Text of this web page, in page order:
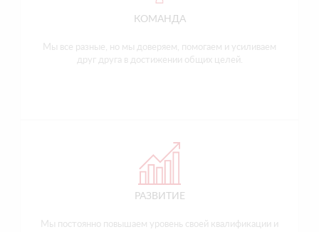
КОМАНДА
Мы все разные, но мы доверяем, помогаем и усиливаем
друг друга в достижении общих целей.
РАЗВИТИЕ
Мы постоянно повышаем уровень своей квалификации и